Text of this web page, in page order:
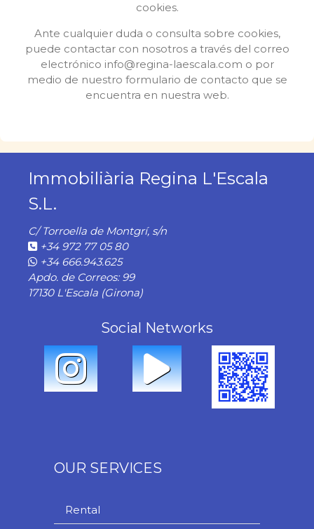
cookies.
Ante cualquier duda o consulta sobre cookies,
puede contactar con nosotros a través del correo
electrónico info@regina-laescala.com o por
medio de nuestro formulario de contacto que se
encuentra en nuestra web.
Immobiliària Regina L'Escala
S.L.
C/ Torroella de Montgrí, s/n
+34 972 77 05 80
+34 666.943.625
Apdo. de Correos: 99
17130 L'Escala (Girona)
Social Networks
OUR SERVICES
Rental